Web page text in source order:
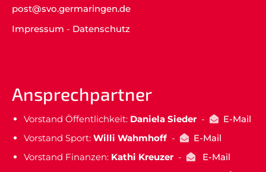
post@svo.germaringen.de
Impressum - Datenschutz
Ansprechpartner
Vorstand Öffentlichkeit: Daniela Sieder-
E-Mail
Vorstand Sport: Willi Wahmhoff-
E-Mail
Vorstand Finanzen: Kathi Kreuzer-
E-Mail